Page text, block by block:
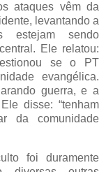
ataques vêm da
levantando a
estejam sendo
Ele relatou:
se o PT
evangélica.
guerra, e a
disse: “tenham
da comunidade
foi duramente